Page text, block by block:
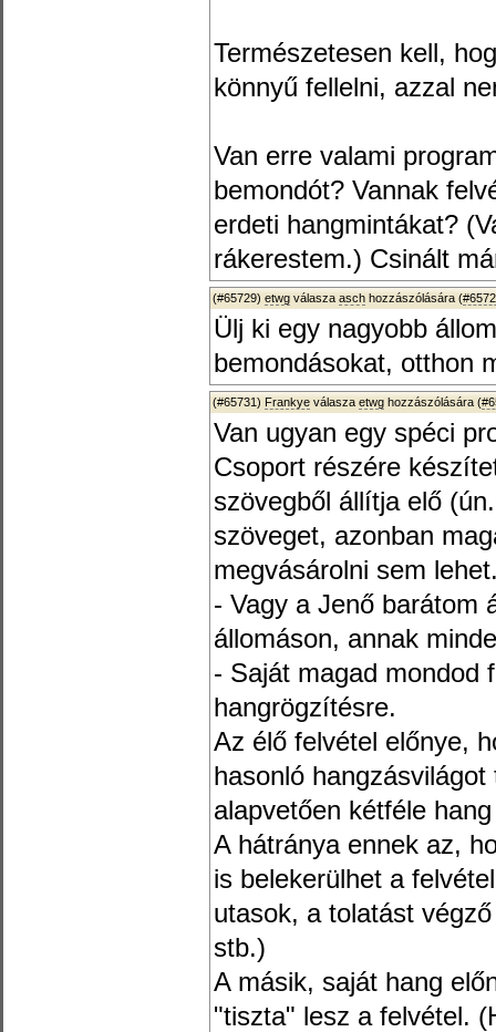
Természetesen kell,
könnyű fellelni, azzal
Van erre valami
bemondót? Vannak
erdeti hangmintákat?
rákerestem.) Csinált
(#65729) etwg válasza asch hozzászólására (
Ülj ki egy nagyobb
bemondásokat, otthon
(#65731) Frankye válasza etwg hozzászólására (
Van ugyan egy spéci
Csoport részére
szövegből állítja elő
szöveget, azonban
megvásárolni sem
- Vagy a Jenő barátom
állomáson, annak
- Saját magad mondod
hangrögzítésre.
Az élő felvétel előnye,
hasonló
alapvetően kétféle
A hátránya ennek az,
is belekerülhet a
utasok, a tolatást
stb.)
A másik, saját hang
"tiszta" lesz a felvétel.